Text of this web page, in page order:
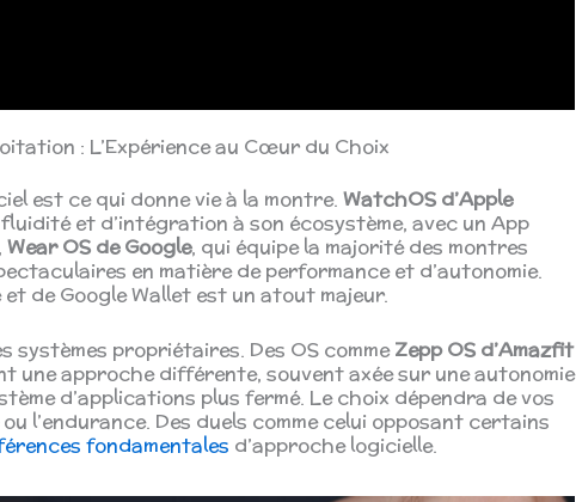
: L’Expérience au Cœur du Choix
est ce qui donne vie à la montre. WatchOS d’Apple
et d’intégration à son écosystème, avec un App
Wear OS de Google, qui équipe la majorité des montres
en matière de performance et d’autonomie.
de Google Wallet est un atout majeur.
systèmes propriétaires. Des OS commeZepp OS d’Amazfit
une approche différente, souvent axée sur une autonomie
d’applications plus fermé. Le choix dépendra de vos
l’endurance. Des duels comme celui opposant certains
fondamentales d’approche logicielle.